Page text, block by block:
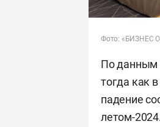
Фото: «БИЗНЕС
По данным
тогда как
падение
летом-